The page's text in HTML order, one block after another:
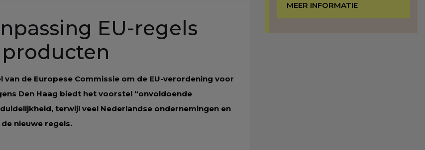
EU-regels
de Europese Commissie om de EU-verordening voor
Den Haag biedt het voorstel “onvoldoende
terwijl veel Nederlandse ondernemingen en
nieuwe regels.
MEER INFORMATIE